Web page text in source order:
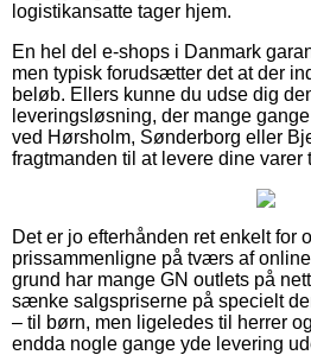
logistikansatte tager hjem.
En hel del e-shops i Danmark
men typisk forudsætter det at der
beløb. Ellers kunne du udse dig
leveringsløsning, der mange
ved Hørsholm, Sønderborg eller
fragtmanden til at levere dine varer
Det er jo efterhånden ret enkelt for
prissammenligne på tværs af
grund har mange GN outlets på
sænke salgspriserne på specielt
– til børn, men ligeledes til herrer
endda nogle gange yde levering